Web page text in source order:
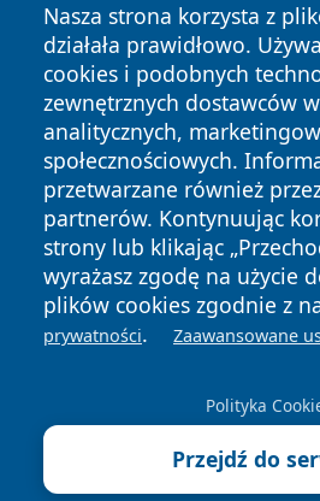
Nasza strona korzysta z
działała prawidłowo.
cookies i podobnych
zewnętrznych dostawców
analitycznych,
społecznościowych.
przetwarzane również
partnerów. Kontynuując
strony lub klikając
wyrażasz zgodę na użycie
plików cookies zgodnie z
prywatności. Zaawansowane
Polityka
Przejdź do
Copyright © 2026 otososnowiec.pl
zastrzeżone.
News Autorzy
Polityka
Prywatności